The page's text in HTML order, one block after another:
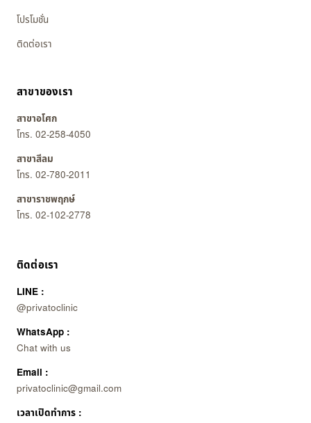
โปรโมชั่น
ติดต่อเรา
สาขาของเรา
สาขาอโศก
โทร. 02-258-4050
สาขาสีลม
โทร. 02-780-2011
สาขาราชพฤกษ์
โทร. 02-102-2778
ติดต่อเรา
LINE :
@privatoclinic
WhatsApp :
Chat with us
Email :
privatoclinic@gmail.com
เวลาเปิดทำการ :